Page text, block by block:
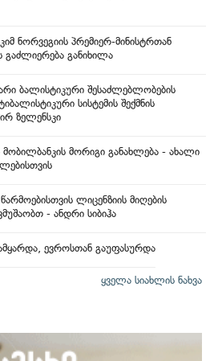
ნორვეგიის პრემიერ-მინისტრთან
გაძლიერება განიხილა
ბალისტიკური შესაძლებლობების
სისტემის შექმნის
ზელენსკი
მორიგი განახლება - ახალი
ლიცენზიის მიღების
- ანდრი სიბიჰა
ევროსთან გაუფასურდა
ყველა სიახლის ნახვა